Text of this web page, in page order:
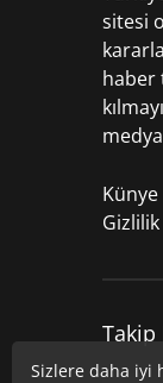
sitesi
haber
Künye
Gizlilik
Takip
Sizlere daha iyi